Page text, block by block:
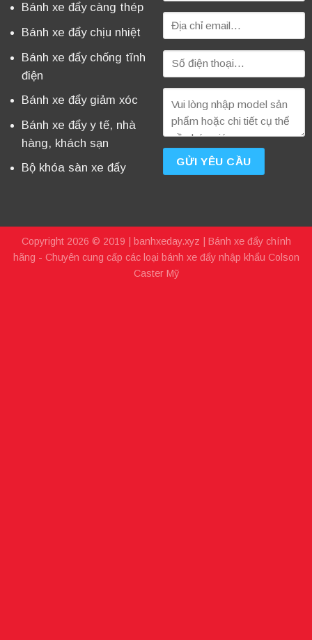
Bánh xe đẩy càng thép
Bánh xe đẩy chịu nhiệt
Bánh xe đẩy chống tĩnh
điện
Bánh xe đẩy giảm xóc
Bánh xe đẩy y tế, nhà
hàng, khách sạn
Bộ khóa sàn xe đẩy
Copyright 2026 © 2019 | banhxeday.xyz | Bánh xe đẩy chính
hãng - Chuyên cung cấp các loại bánh xe đẩy nhập khẩu Colson
Caster Mỹ